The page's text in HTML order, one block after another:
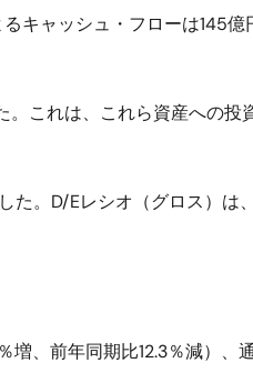
キャッシュ・フローは145
これは、これら資産への投
。D/Eレシオ（グロス）は
、前年同期比12.3％減）